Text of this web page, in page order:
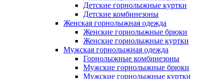
Детские горнолыжные куртки
Детские комбинезоны
Женская горнолыжная одежда
Женские горнолыжные брюки
Женские горнолыжные куртки
Мужская горнолыжная одежда
Горнолыжные комбинезоны
Мужские горнолыжные брюки
Мужские горнолыжные куртки